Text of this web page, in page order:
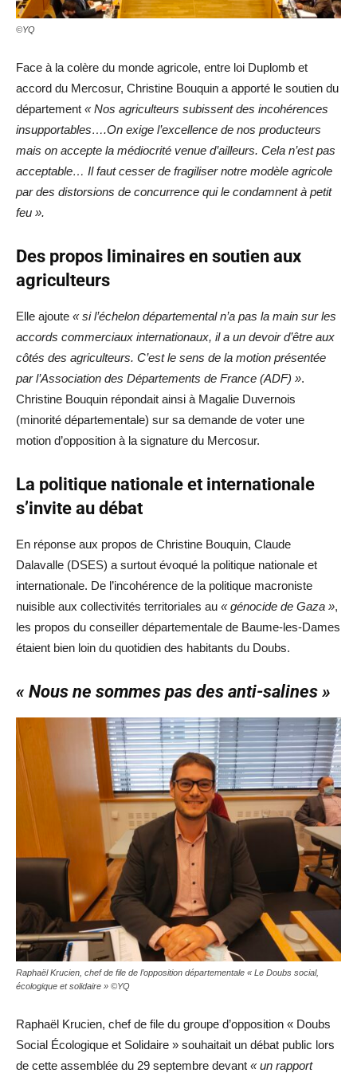
©YQ
Face à la colère du monde agricole, entre loi Duplomb et
accord du Mercosur, Christine Bouquin a apporté le soutien du
département « Nos agriculteurs subissent des incohérences
insupportables….On exige l’excellence de nos producteurs
mais on accepte la médiocrité venue d’ailleurs. Cela n’est pas
acceptable… Il faut cesser de fragiliser notre modèle agricole
par des distorsions de concurrence qui le condamnent à petit
feu ».
Des propos liminaires en soutien aux
agriculteurs
Elle ajoute « si l’échelon départemental n’a pas la main sur les
accords commerciaux internationaux, il a un devoir d’être aux
côtés des agriculteurs. C’est le sens de la motion présentée
par l’Association des Départements de France (ADF) ».
Christine Bouquin répondait ainsi à Magalie Duvernois
(minorité départementale) sur sa demande de voter une
motion d’opposition à la signature du Mercosur.
La politique nationale et internationale
s’invite au débat
En réponse aux propos de Christine Bouquin, Claude
Dalavalle (DSES) a surtout évoqué la politique nationale et
internationale. De l’incohérence de la politique macroniste
nuisible aux collectivités territoriales au « génocide de Gaza »,
les propos du conseiller départementale de Baume-les-Dames
étaient bien loin du quotidien des habitants du Doubs.
« Nous ne sommes pas des anti-salines »
Raphaël Krucien, chef de file de l’opposition départementale « Le Doubs social,
écologique et solidaire » ©YQ
Raphaël Krucien, chef de file du groupe d’opposition « Doubs
Social Écologique et Solidaire » souhaitait un débat public lors
de cette assemblée du 29 septembre devant « un rapport